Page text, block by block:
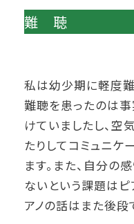
難 聴
私は幼少期に軽度難
難聴を患ったのは
けていましたし、空
たりしてコミュニケ
ます。また、自分の
ないという課題は ピ
アノの話はまた後段